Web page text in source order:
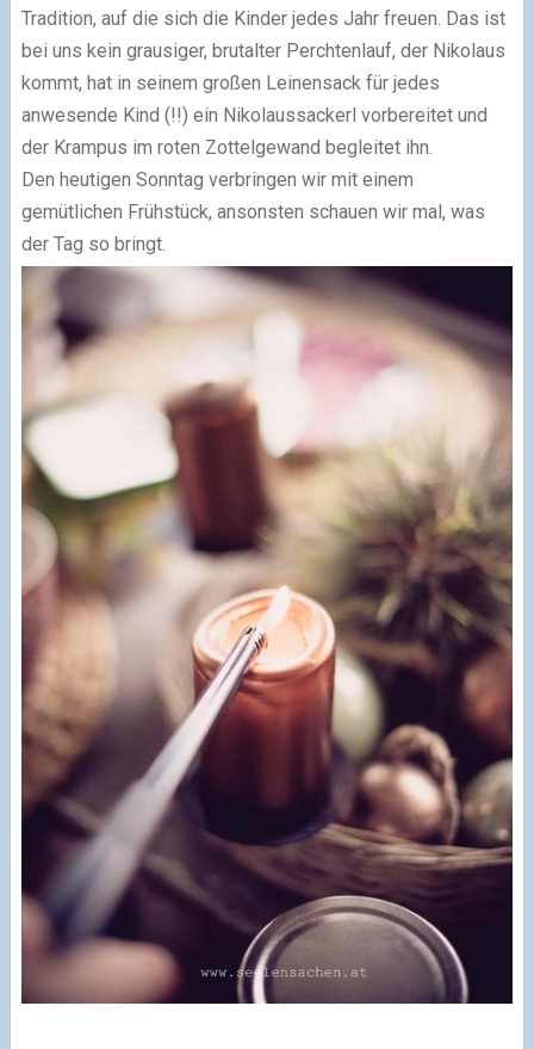
Tradition, auf die sich die Kinder jedes Jahr freuen. Das ist
bei uns kein grausiger, brutalter Perchtenlauf, der Nikolaus
kommt, hat in seinem großen Leinensack für jedes
anwesende Kind (!!) ein Nikolaussackerl vorbereitet und
der Krampus im roten Zottelgewand begleitet ihn.
Den heutigen Sonntag verbringen wir mit einem
gemütlichen Frühstück, ansonsten schauen wir mal, was
der Tag so bringt.